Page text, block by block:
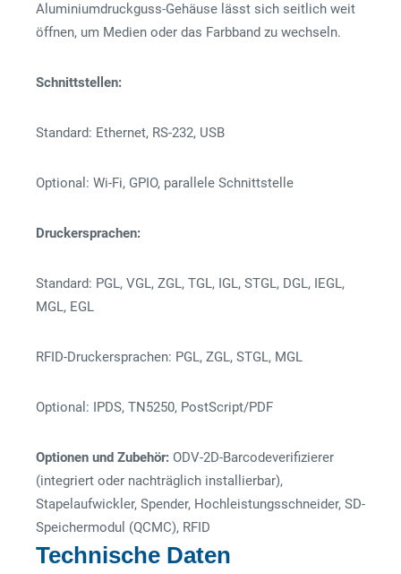
Aluminiumdruckguss-Gehäuse lässt sich seitlich weit
öffnen, um Medien oder das Farbband zu wechseln.
Schnittstellen:
Standard: Ethernet, RS-232, USB
Optional: Wi-Fi, GPIO, parallele Schnittstelle
Druckersprachen:
Standard: PGL, VGL, ZGL, TGL, IGL, STGL, DGL, IEGL,
MGL, EGL
RFID-Druckersprachen: PGL, ZGL, STGL, MGL
Optional: IPDS, TN5250, PostScript/PDF
Optionen und Zubehör: ODV-2D-Barcodeverifizierer
(integriert oder nachträglich installierbar),
Stapelaufwickler, Spender, Hochleistungsschneider, SD-
Speichermodul (QCMC), RFID
Technische Daten